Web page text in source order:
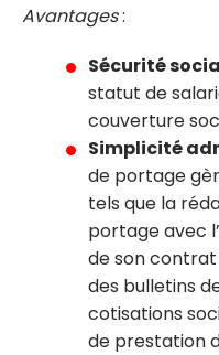
Avantages:
Sécurité
statut de
couverture
Simplicité
de portage
tels que la
portage avec
de son
des bulletins
cotisations
de prestation